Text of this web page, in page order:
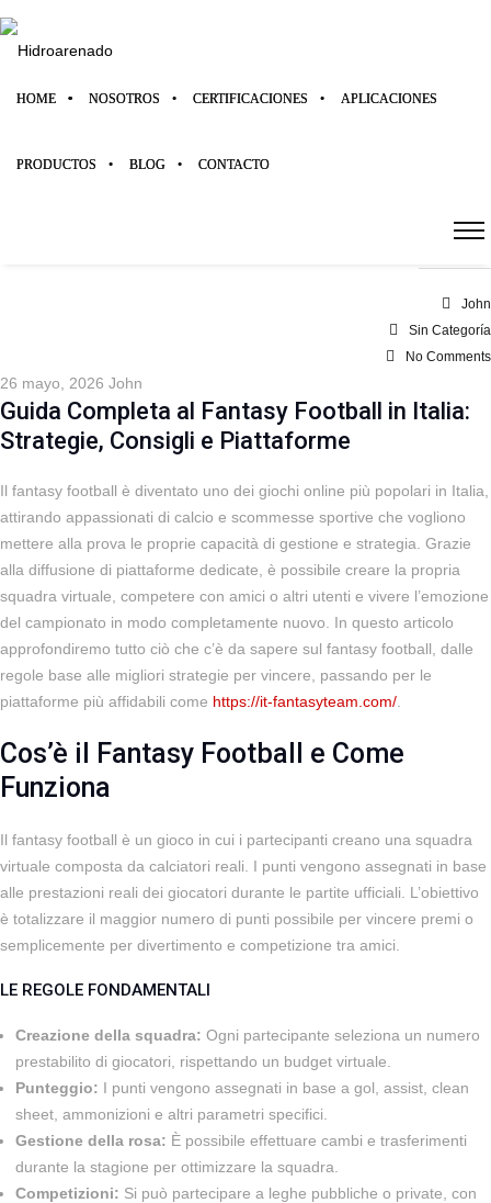
HOME NOSOTROS CERTIFICACIONES APLICACIONES
PRODUCTOS BLOG CONTACTO
MAY 2026
John
Sin Categoría
No Comments
26 mayo, 2026 John
Guida Completa al Fantasy Football in Italia:
Strategie, Consigli e Piattaforme
Il fantasy football è diventato uno dei giochi online più popolari in Italia,
attirando appassionati di calcio e scommesse sportive che vogliono
mettere alla prova le proprie capacità di gestione e strategia. Grazie
alla diffusione di piattaforme dedicate, è possibile creare la propria
squadra virtuale, competere con amici o altri utenti e vivere l’emozione
del campionato in modo completamente nuovo. In questo articolo
approfondiremo tutto ciò che c’è da sapere sul fantasy football, dalle
regole base alle migliori strategie per vincere, passando per le
piattaforme più affidabili come https://it-fantasyteam.com/
Cos’è il Fantasy Football e Come
Funziona
Il fantasy football è un gioco in cui i partecipanti creano una squadra
virtuale composta da calciatori reali. I punti vengono assegnati in base
alle prestazioni reali dei giocatori durante le partite ufficiali. L’obiettivo
è totalizzare il maggior numero di punti possibile per vincere premi o
semplicemente per divertimento e competizione tra amici.
LE REGOLE FONDAMENTALI
Creazione della squadra: Ogni partecipante seleziona un numero
prestabilito di giocatori, rispettando un budget virtuale.
Punteggio: I punti vengono assegnati in base a gol, assist, clean
sheet, ammonizioni e altri parametri specifici.
Gestione della rosa: È possibile effettuare cambi e trasferimenti
durante la stagione per ottimizzare la squadra.
Competizioni: Si può partecipare a leghe pubbliche o private, con